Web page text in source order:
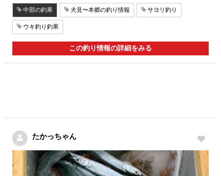
中部の釣果 犬見〜本郷の釣り情報 サヨリ釣り
ウキ釣り釣果
この釣り情報の詳細をみる
たかっちゃん